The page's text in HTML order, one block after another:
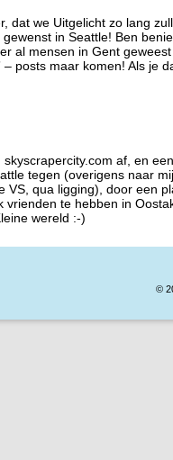
dat we Uitgelicht zo lang
in Seattle! Ben
al mensen in Gent
posts maar komen! Als je
af, en
tegen (overigens naar
VS, qua ligging), door een
te hebben in
wereld :-)
©